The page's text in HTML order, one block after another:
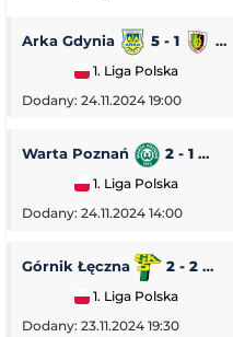
Arka Gdynia 5 - 1
1. Liga Polska
Dodany: 24.11.2024 19:00
Warta Poznań 2 - 1
1. Liga Polska
Dodany: 24.11.2024 14:00
Górnik Łęczna 2 - 2
1. Liga Polska
Dodany: 23.11.2024 19:30